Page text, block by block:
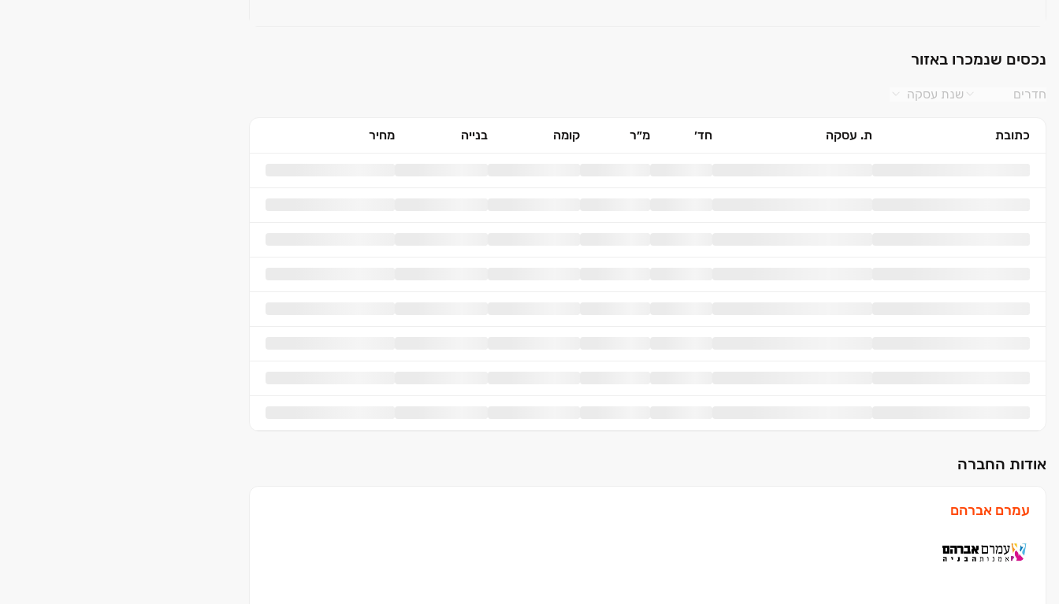
נכסים שנמכרו באזור
חדרים שנת עסקה
כתובת ת. עסקה חד׳ מ״ר קומה בנייה מחיר
אודות החברה
עמרם אברהם